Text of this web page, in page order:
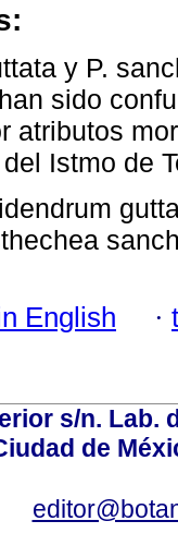
y P.
sido
atributos
Istmo de
English ·
s/n. Lab.
de